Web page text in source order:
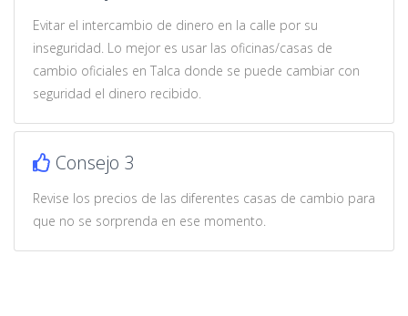
Evitar el intercambio de dinero en la calle por su
inseguridad. Lo mejor es usar las oficinas/casas de
cambio oficiales en Talca donde se puede cambiar con
seguridad el dinero recibido.
Consejo 3
Revise los precios de las diferentes casas de cambio para
que no se sorprenda en ese momento.